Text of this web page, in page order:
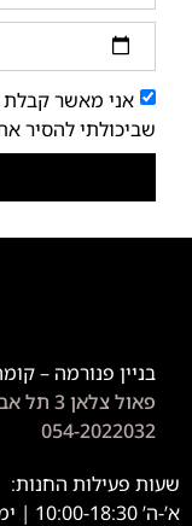
אני מאשר קבלת
שביכולתי להסיר
בניין פנורמה – קומה
פאול צלאן 3 תל אביב
054-2022032
שעות פעילות החנות:
א’-ה’ 10:00-18:30 | ימי שישי: 10:00-14:00